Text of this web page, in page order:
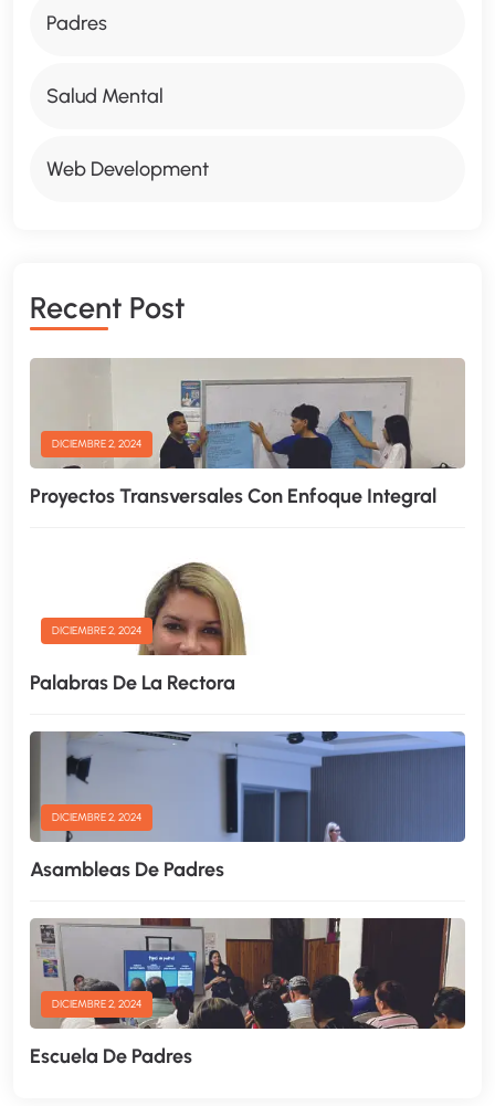
Padres
Salud Mental
Web Development
RECENT POST
DICIEMBRE 2, 2024
Proyectos Transversales Con Enfoque Integral
DICIEMBRE 2, 2024
Palabras De La Rectora
DICIEMBRE 2, 2024
Asambleas De Padres
DICIEMBRE 2, 2024
Escuela De Padres